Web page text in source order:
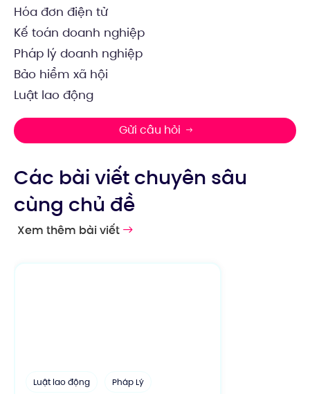
Hóa đơn điện tử
Kế toán doanh nghiệp
Pháp lý doanh nghiệp
Bảo hiểm xã hội
Luật lao động
Gửi câu hỏi
Các bài viết chuyên sâu
cùng chủ đề
Xem thêm bài viết
Luật lao động Pháp Lý